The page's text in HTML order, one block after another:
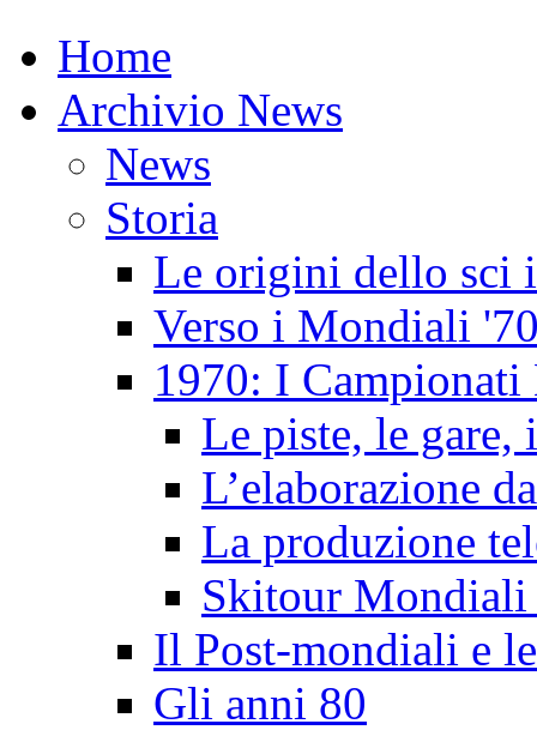
Home
Archivio News
News
Storia
Le origini dello sci
Verso i Mondiali
1970: I
Le piste, le
L’elaborazione
La produzione
Skitour Mondiali
Il Post-mondiali e
Gli anni 80